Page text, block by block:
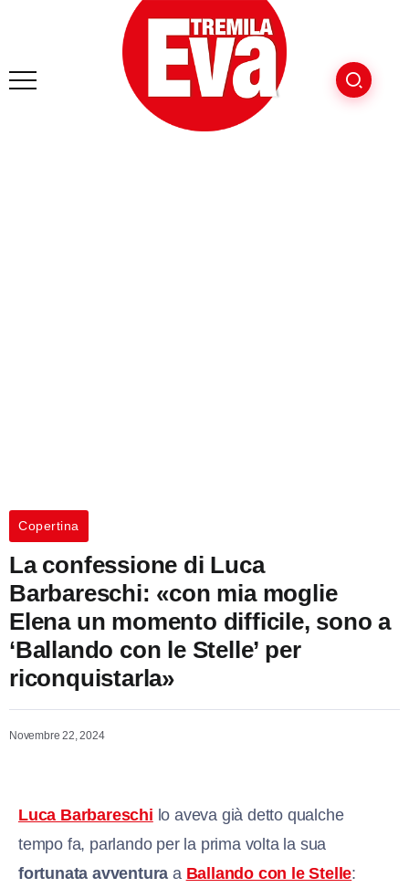
Copertina
La confessione di Luca
Barbareschi: «con mia moglie
Elena un momento difficile, sono a
‘Ballando con le Stelle’ per
riconquistarla»
Novembre 22, 2024
Luca Barbareschi lo aveva già detto qualche
tempo fa, parlando per la prima volta la sua
fortunata avventura a Ballando con le Stelle: